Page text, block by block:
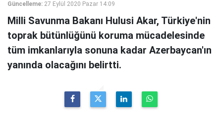
Güncelleme: 27 Eylül 2020 Pazar 14:09
Milli Savunma Bakanı Hulusi Akar, Türkiye'nin
toprak bütünlüğünü koruma mücadelesinde
tüm imkanlarıyla sonuna kadar Azerbaycan'ın
yanında olacağını belirtti.